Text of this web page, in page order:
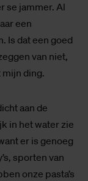
se jammer. Al
een
Is dat een goed
van niet,
mijn ding.
aan de
in het water zie
er is genoeg
sporten van
onze pasta’s